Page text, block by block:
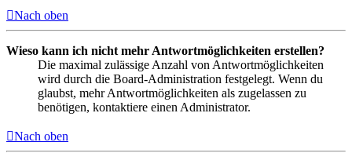
Nach oben
Wieso kann ich nicht mehr Antwortmöglichkeiten erstellen?
Die maximal zulässige Anzahl von Antwortmöglichkeiten
wird durch die Board-Administration festgelegt. Wenn du
glaubst, mehr Antwortmöglichkeiten als zugelassen zu
benötigen, kontaktiere einen Administrator.
Nach oben